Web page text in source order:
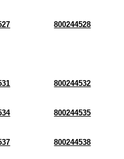
800244528
800244532
800244535
800244538